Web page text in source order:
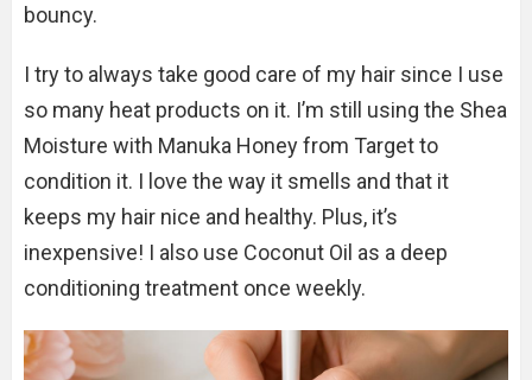
bouncy.
I try to always take good care of my hair since I use
so many heat products on it. I’m still using the Shea
Moisture with Manuka Honey from Target to
condition it. I love the way it smells and that it
keeps my hair nice and healthy. Plus, it’s
inexpensive! I also use Coconut Oil as a deep
conditioning treatment once weekly.